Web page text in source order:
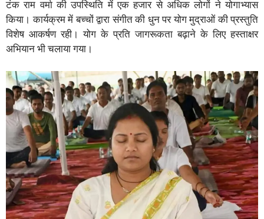
टंक राम वर्मा की उपस्थिति में एक हजार से अधिक लोगों ने योगाभ्यास
किया। कार्यक्रम में बच्चों द्वारा संगीत की धुन पर योग मुद्राओं की प्रस्तुति
विशेष आकर्षण रही। योग के प्रति जागरूकता बढ़ाने के लिए हस्ताक्षर
अभियान भी चलाया गया।